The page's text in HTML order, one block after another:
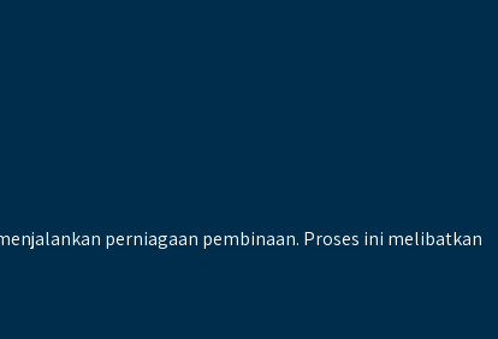
perniagaan pembinaan. Proses ini melibatkan